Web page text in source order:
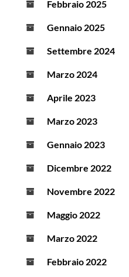
Febbraio 2025
Gennaio 2025
Settembre 2024
Marzo 2024
Aprile 2023
Marzo 2023
Gennaio 2023
Dicembre 2022
Novembre 2022
Maggio 2022
Marzo 2022
Febbraio 2022